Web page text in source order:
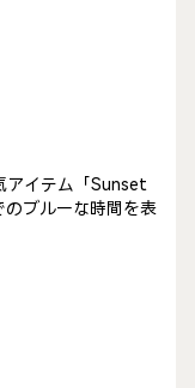
アイテム「Sunset
ブルーな時間を表